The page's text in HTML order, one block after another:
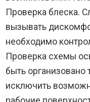
Проверка блеска.
вызывать
необходимо
Проверка схемы
быть организовано
исключить